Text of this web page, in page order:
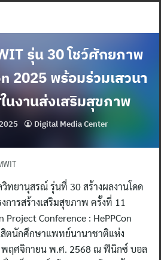
รุ่น 30 โชว์ศักยภาพ
2025 พร้อมร่วมเสวนา
นงานส่งเสริมสุขภาพ
Digital Media Center
วิทยานุสรณ์ รุ่นที่ 30 สร้างผลงานโดด
การสร้างเสริมสุขภาพ ครั้งที่ 11
Conference : HePPCon
ตนักศึกษาแพทย์นานาชาติแห่ง
พฤศจิกายน พ.ศ. 2568 ณ ฟีนิกซ์ บอล